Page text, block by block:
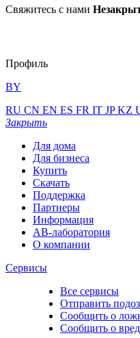
Свяжитесь с нами
Профиль
BY
RU CN EN ES FR IT JPKZ
Закрыть
Для дома
Для бизнеса
Купить
Скачать
Поддержка
Партнеры
Информация
АВ-лаборатория
О компании
Сервисы
Все сервисы
Отправить
Сообщить о
Сообщить о